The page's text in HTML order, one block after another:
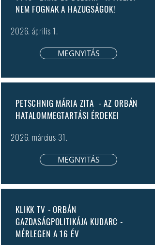
NEM FOGNAK A HAZUGSÁGOK!
2026. április 1.
MEGNYITÁS
PETSCHNIG MÁRIA ZITA - AZ ORBÁN
HATALOMMEGTARTÁSI ÉRDEKEI
2026. március 31.
MEGNYITÁS
KLIKK TV - ORBÁN
GAZDASÁGPOLITIKÁJA KUDARC -
MÉRLEGEN A 16 ÉV